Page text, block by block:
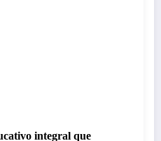
integral que